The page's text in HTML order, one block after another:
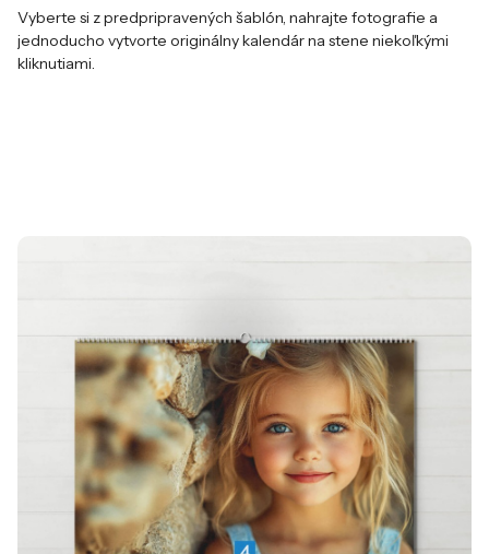
Vyberte si z predpripravených šablón, nahrajte fotografie a
jednoducho vytvorte originálny kalendár na stene niekoľkými
kliknutiami.